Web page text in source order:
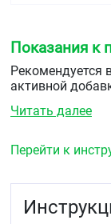
Показания к
Рекомендуется
активной
Читать далее
Перейти к